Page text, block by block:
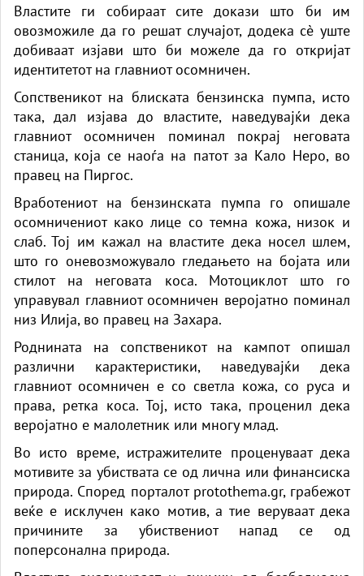
Властите ги собираат сите докази што би им
овозможиле да го решат случајот, додека сè уште
добиваат изјави што би можеле да го откријат
идентитетот на главниот осомничен.
Сопственикот на блиската бензинска пумпа, исто
така, дал изјава до властите, наведувајќи дека
главниот осомничен поминал покрај неговата
станица, која се наоѓа на патот за Кало Неро, во
правец на Пиргос.
Вработениот на бензинската пумпа го опишале
осомничениот како лице со темна кожа, низок и
слаб. Тој им кажал на властите дека носел шлем,
што го оневозможувало гледањето на бојата или
стилот на неговата коса. Мотоциклот што го
управувал главниот осомничен веројатно поминал
низ Илија, во правец на Захара.
Роднината на сопственикот на кампот опишал
различни карактеристики, наведувајќи дека
главниот осомничен е со светла кожа, со руса и
права, ретка коса. Тој, исто така, проценил дека
веројатно е малолетник или многу млад.
Во исто време, истражителите проценуваат дека
мотивите за убиствата се од лична или финансиска
природа. Според порталот protothema.gr, грабежот
веќе е исклучен како мотив, а тие веруваат дека
причините за убиствениот напад се од
поперсонална природа.